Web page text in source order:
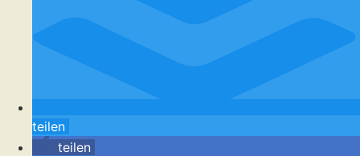
teilen
teilen